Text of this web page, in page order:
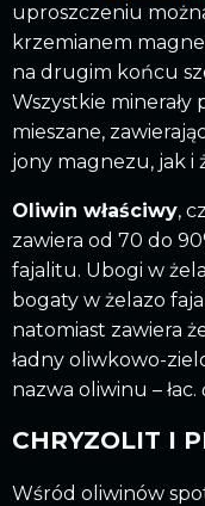
uproszczeniu
krzemianem
na drugim końcu
Wszystkie minerały
mieszane,
jony magnezu, jak i
Oliwin właściwy,
zawiera od 70 do
fajalitu. Ubogi w
bogaty w żelazo
natomiast zawiera
ładny oliwkowo-
nazwa oliwinu – łac.
CHRYZOLIT I
Wśród oliwinów